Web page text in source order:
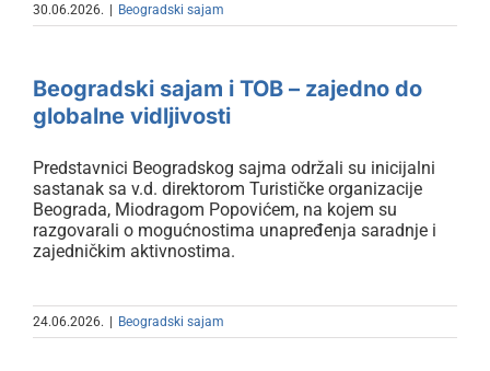
30.06.2026. Beogradski sajam
do globalne vidljivosti
Beogradski sajam i TOB – zajedno do
globalne vidljivosti
Predstavnici Beogradskog sajma održali su inicijalni
sastanak sa v.d. direktorom Turističke organizacije
Beograda, Miodragom Popovićem, na kojem su
razgovarali o mogućnostima unapređenja saradnje i
zajedničkim aktivnostima.
24.06.2026. Beogradski sajam